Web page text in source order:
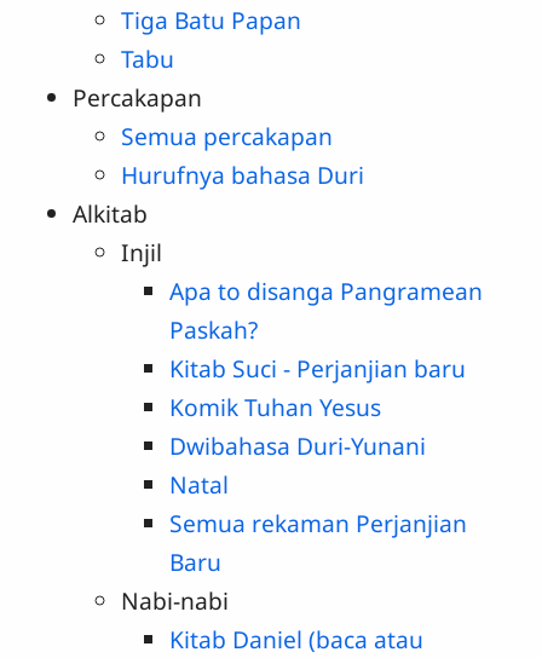
Tiga Batu Papan
Tabu
Percakapan
Semua percakapan
Hurufnya bahasa Duri
Alkitab
Injil
Apa to disanga Pangramean
Paskah?
Kitab Suci - Perjanjian baru
Komik Tuhan Yesus
Dwibahasa Duri-Yunani
Natal
Semua rekaman Perjanjian
Baru
Nabi-nabi
Kitab Daniel (baca atau